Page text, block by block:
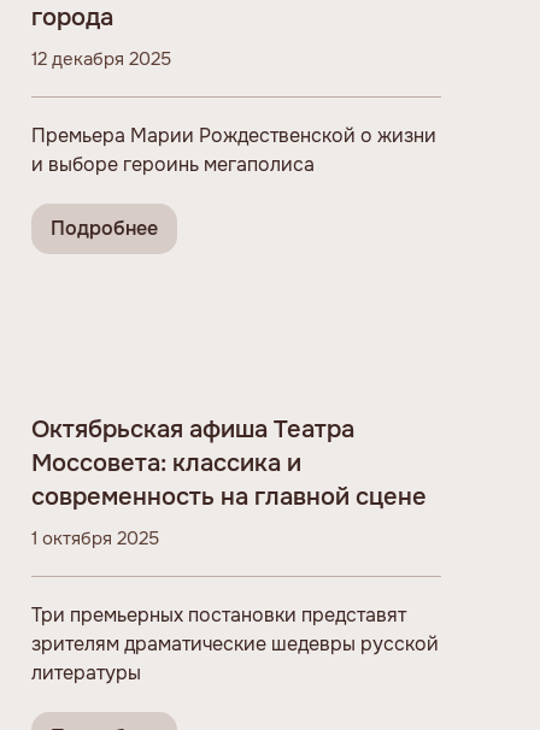
города
12 декабря 2025
Премьера Марии Рождественской о жизни
и выборе героинь мегаполиса
Подробнее
Октябрьская афиша Театра
Моссовета: классика и
современность на главной сцене
1 октября 2025
Три премьерных постановки представят
зрителям драматические шедевры русской
литературы